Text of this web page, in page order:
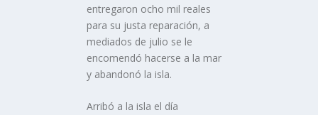
entregaron ocho mil reales
para su justa reparación, a
mediados de julio se le
encomendó hacerse a la mar
y abandonó la isla.
Arribó a la isla el dí­a